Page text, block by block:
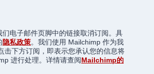
们电子邮件页脚中的链接取消订阅。具
隐私政策。我们使用 Mailchimp 作为我
击下方订阅，即表示您承认您的信息将
进行处理。详情请查阅Mailchimp的